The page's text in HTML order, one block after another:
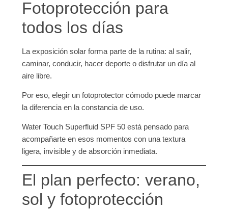
Fotoprotección para
todos los días
La exposición solar forma parte de la rutina: al salir,
caminar, conducir, hacer deporte o disfrutar un día al
aire libre.
Por eso, elegir un fotoprotector cómodo puede marcar
la diferencia en la constancia de uso.
Water Touch Superfluid SPF 50 está pensado para
acompañarte en esos momentos con una textura
ligera, invisible y de absorción inmediata.
El plan perfecto: verano,
sol y fotoprotección